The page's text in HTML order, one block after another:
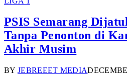
PSIS Semarang
Tanpa Penonton di
Akhir Musim
BY JEBREEET MEDIA